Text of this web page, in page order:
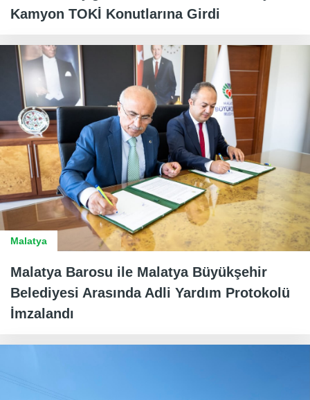
Kamyon TOKİ Konutlarına Girdi
Malatya
Malatya Barosu ile Malatya Büyükşehir
Belediyesi Arasında Adli Yardım Protokolü
İmzalandı